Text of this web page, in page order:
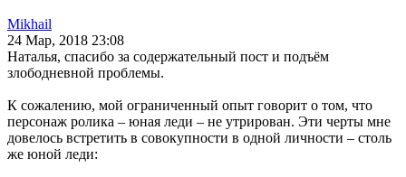
Mikhail
24 Мар, 2018 23:08
Наталья, спасибо за содержательный пост и подъём
злободневной проблемы.
К сожалению, мой ограниченный опыт говорит о том, что
персонаж ролика – юная леди – не утрирован. Эти черты мне
довелось встретить в совокупности в одной личности – столь
же юной леди: